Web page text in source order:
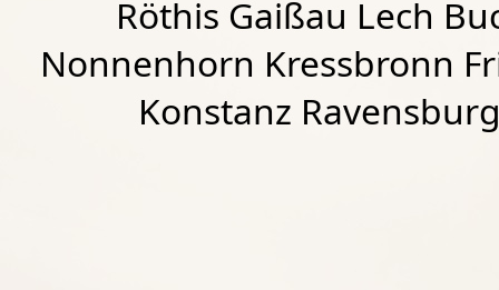
Röthis Gaißau Lech
Nonnenhorn Kressbronn
Konstanz